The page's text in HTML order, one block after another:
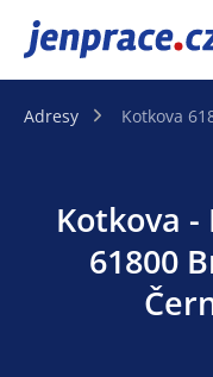
JenPráce.cz
Adresy Kotkova
Kotkova -
61800